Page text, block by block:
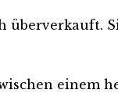
überverkauft.
einem